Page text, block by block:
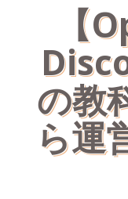
【
の教
ら運